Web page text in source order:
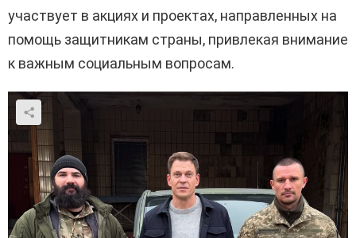
участвует в акциях и проектах, направленных на
помощь защитникам страны, привлекая внимание
к важным социальным вопросам.